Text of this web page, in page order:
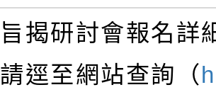
旨揭研討會報名詳
請逕至網站查詢（